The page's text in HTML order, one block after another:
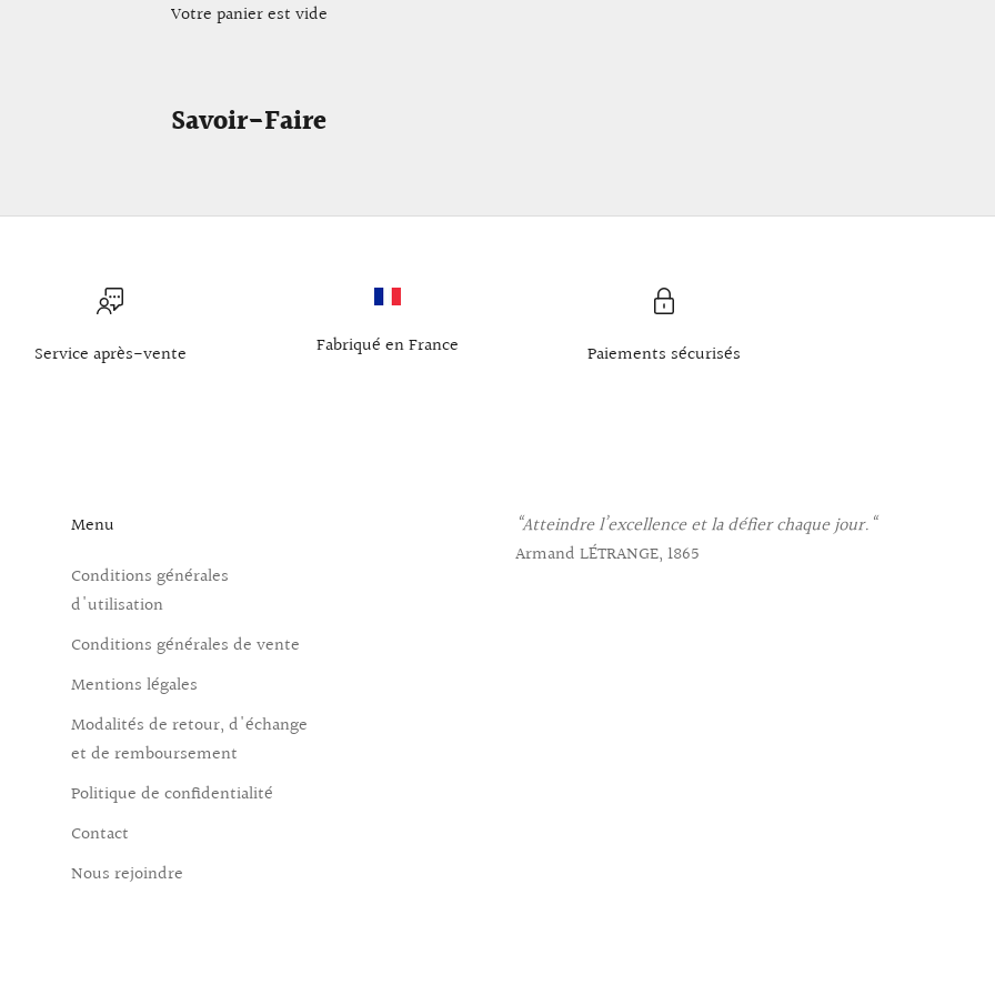
Votre panier est vide
Savoir-Faire
Service après-vente Fabriqué en France Paiements sécurisés
Menu
Conditions générales
d'utilisation
Conditions générales de vente
Mentions légales
Modalités de retour, d'échange
et de remboursement
Politique de confidentialité
Contact
Nous rejoindre
“Atteindre l’excellence et la défier chaque jour.“
Armand LÉTRANGE, 1865